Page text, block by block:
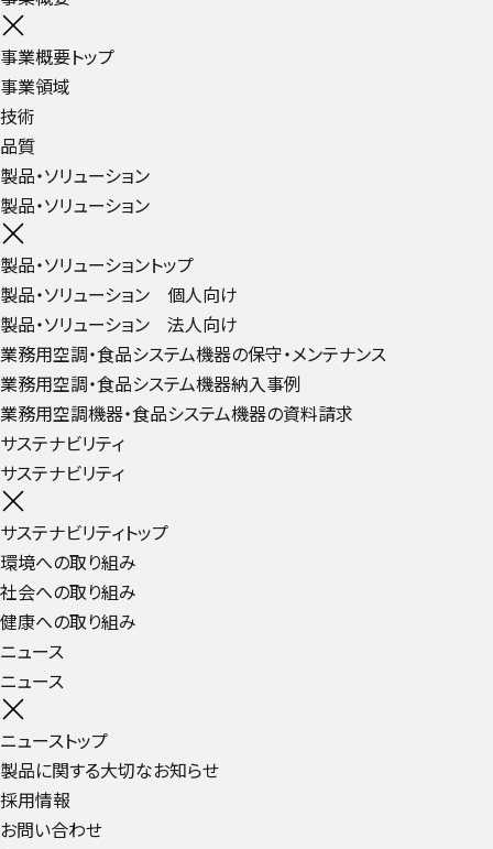
事業概要トップ
事業領域
技術
品質
製品・ソリューション
製品・ソリューション
製品・ソリューショントップ
製品・ソリューション 個人向け
製品・ソリューション 法人向け
業務用空調・食品システム機器の保守・メンテナンス
業務用空調・食品システム機器納入事例
業務用空調機器・食品システム機器の資料請求
サステナビリティ
サステナビリティ
サステナビリティトップ
環境への取り組み
社会への取り組み
健康への取り組み
ニュース
ニュース
ニューストップ
製品に関する大切なお知らせ
採用情報
お問い合わせ